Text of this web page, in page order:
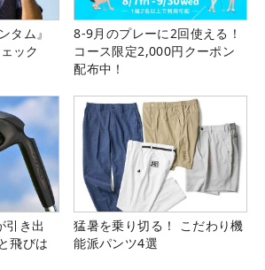
タム』
ック
8-9月のプレーに2回使える！
コース限定2,000円クーポン
配布中！
引き出
飛びは
猛暑を乗り切る！ こだわり機
能派パンツ4選